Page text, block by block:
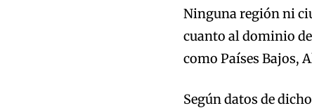
Ninguna región ni
cuanto al dominio
como Países Bajos,
Según datos de